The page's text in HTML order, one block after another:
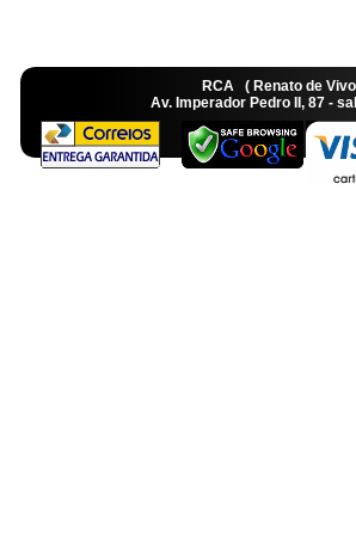
RCA ( Renato de
Av. Imperador Pedro II, 87 -